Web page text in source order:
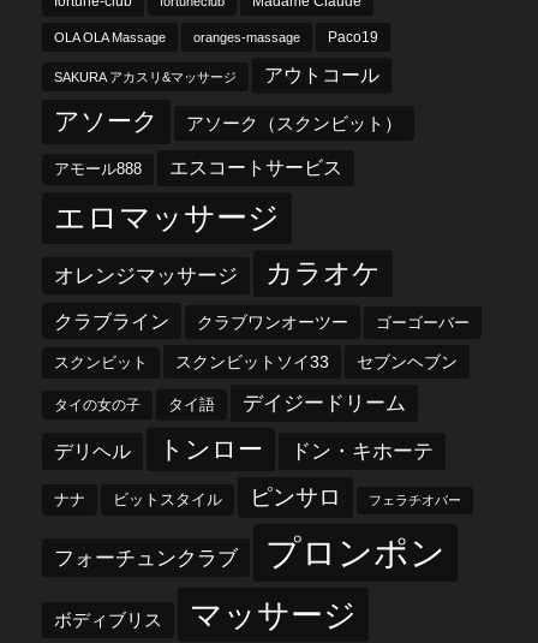
OLA OLA Massage oranges-massage Paco19
SAKURA アカスリ&マッサージ アウトコール
アソーク アソーク（スクンビット）
アモール888 エスコートサービス
エロマッサージ
オレンジマッサージ カラオケ
クラブライン クラブワンオーツー ゴーゴーバー
スクンビット スクンビットソイ33 セブンヘブン
タイの女の子 タイ語 デイジードリーム
デリヘル トンロー ドン・キホーテ
ナナ ビットスタイル ピンサロ フェラチオバー
フォーチュンクラブ プロンポン
ボディブリス マッサージ